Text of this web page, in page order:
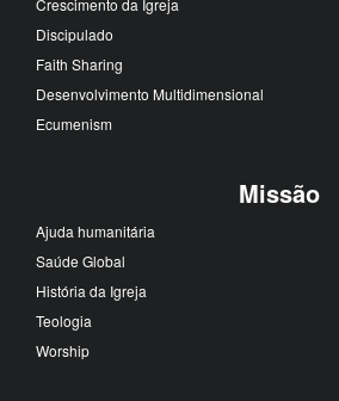
Crescimento da Igreja
Discipulado
Faith Sharing
Desenvolvimento Multidimensional
Ecumenism
Missão
Ajuda humanitária
Saúde Global
História da Igreja
Teologia
Worship